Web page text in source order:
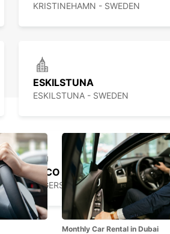
KRISTINEHAMN - SWEDEN
ESKILSTUNA
ESKILSTUNA - SWEDEN
SECO TOOLS DELIVERY
FAGERSTA - SWEDEN
Monthly Car Rental in Dubai